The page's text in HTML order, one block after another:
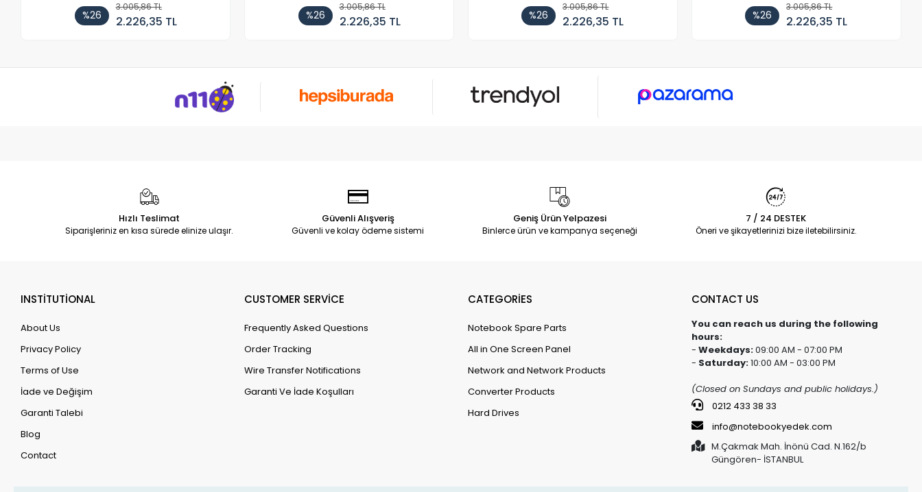
%26
3.005,86 TL
2.226,35 TL %26
3.005,86 TL
2.226,35 TL %26
3.005,86 TL
2.226,35 TL %26
3.005,86 TL
2.226,35 TL
Hızlı Teslimat
Siparişleriniz en kısa sürede elinize ulaşır.
Güvenli Alışveriş
Güvenli ve kolay ödeme sistemi
Geniş Ürün Yelpazesi
Binlerce ürün ve kampanya seçeneği
7 / 24 DESTEK
Öneri ve şikayetlerinizi bize iletebilirsiniz.
INSTİTUTİONAL
About Us
Privacy Policy
Terms of Use
İade ve Değişim
Garanti Talebi
Blog
Contact
CUSTOMER SERVİCE
Frequently Asked Questions
Order Tracking
Wire Transfer Notifications
Garanti Ve İade Koşulları
CATEGORİES
Notebook Spare Parts
All in One Screen Panel
Network and Network Products
Converter Products
Hard Drives
CONTACT US
You can reach us during the following
hours:
- Weekdays:09:00 AM - 07:00 PM
- Saturday:10:00 AM - 03:00 PM
(Closed on Sundays and public holidays.)
0212 433 38 33
info@notebookyedek.com
M.Çakmak Mah. İnönü Cad. N.162/b
Güngören- İSTANBUL